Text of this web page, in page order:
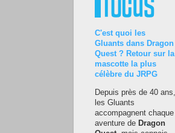
C'est quoi les
Gluants dans Dragon
Quest ? Retour sur la
mascotte la plus
célèbre du JRPG
Depuis près de 40 ans,
les Gluants
accompagnent chaque
aventure de Dragon